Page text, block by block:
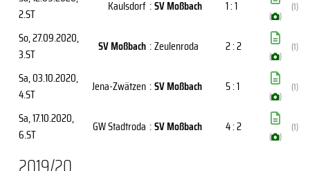
2.ST
Kaulsdorf :SV Moßbach 1 : 1
( )
(1)
So, 27.09.2020,
3.ST
SV Moßbach :Zeulenroda 2 : 2
( )
(1)
Sa, 03.10.2020,
4.ST
Jena-Zwätzen :SV Moßbach 5 : 1
( )
(1)
Sa, 17.10.2020,
6.ST
GW Stadtroda :SV Moßbach 4 : 2
( )
(1)